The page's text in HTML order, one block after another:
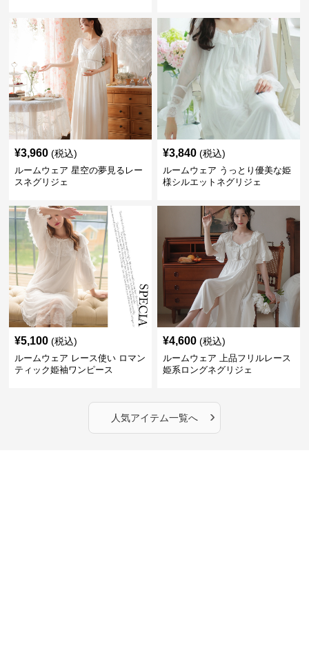
¥3,960 (税込)
ルームウェア 星空の夢見るレー
スネグリジェ
¥3,840 (税込)
ルームウェア うっとり優美な姫
様シルエットネグリジェ
¥5,100 (税込)
ルームウェア レース使い ロマン
ティック姫袖ワンピース
¥4,600 (税込)
ルームウェア 上品フリルレース
姫系ロングネグリジェ
人気アイテム一覧へ ›